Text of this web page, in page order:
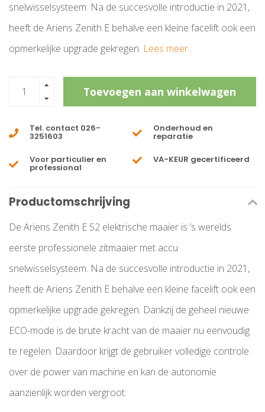
snelwisselsysteem. Na de succesvolle introductie in 2021,
heeft de Ariens Zenith E behalve een kleine facelift ook een
opmerkelijke upgrade gekregen. Lees meer..
Toevoegen aan winkelwagen
Tel. contact 026-
3251603
Onderhoud en
reparatie
Voor particulier en
professional
VA-KEUR gecertificeerd
Productomschrijving
De Ariens Zenith E 52 elektrische maaier is ’s werelds
eerste professionele zitmaaier met accu
snelwisselsysteem. Na de succesvolle introductie in 2021,
heeft de Ariens Zenith E behalve een kleine facelift ook een
opmerkelijke upgrade gekregen. Dankzij de geheel nieuwe
ECO-mode is de brute kracht van de maaier nu eenvoudig
te regelen. Daardoor krijgt de gebruiker volledige controle
over de power van machine en kan de autonomie
aanzienlijk worden vergroot.